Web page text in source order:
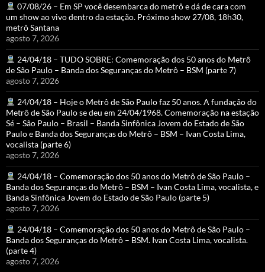
07/08/26 – Em SP você desembarca do metrô e dá de cara com
um show ao vivo dentro da estação. Próximo show 27/08, 18h30,
metrô Santana
agosto 7, 2026
24/04/18 – TUDO SOBRE: Comemoração dos 50 anos do Metrô
de São Paulo – Banda dos Seguranças do Metrô – BSM (parte 7)
agosto 7, 2026
24/04/18 – Hoje o Metrô de São Paulo faz 50 anos. A fundação do
Metrô de São Paulo se deu em 24/04/1968. Comemoração na estação
Sé – São Paulo – Brasil – Banda Sinfônica Jovem do Estado de São
Paulo e Banda dos Seguranças do Metrô – BSM – Ivan Costa Lima,
vocalista (parte 6)
agosto 7, 2026
24/04/18 – Comemoração dos 50 anos do Metrô de São Paulo –
Banda dos Seguranças do Metrô – BSM – Ivan Costa Lima, vocalista, e
Banda Sinfônica Jovem do Estado de São Paulo (parte 5)
agosto 7, 2026
24/04/18 – Comemoração dos 50 anos do Metrô de São Paulo –
Banda dos Seguranças do Metrô – BSM. Ivan Costa Lima, vocalista.
(parte 4)
agosto 7, 2026